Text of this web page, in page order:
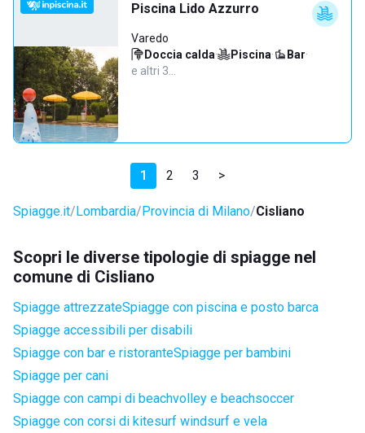
Piscina Lido Azzurro
Varedo
Doccia calda· Piscina· Bar·
e altri 3…
1 2 3 >
Spiagge.it Lombardia Provincia di Milano Cisliano
Scopri le diverse tipologie di spiagge nel
comune di Cisliano
Spiagge attrezzateSpiagge con piscina e posto barca
Spiagge accessibili per disabili
Spiagge con bar e ristoranteSpiagge per bambini
Spiagge per cani
Spiagge con campi di beachvolley e beachsoccer
Spiagge con corsi di kitesurf windsurf e vela